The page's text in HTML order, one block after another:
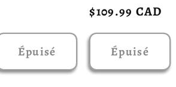
Épuisé
Prix
habituel
$109.99 CAD
Épuisé